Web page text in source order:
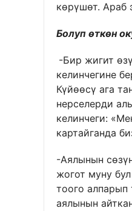
көрүшөт. Араб
Болуп өткөн
-Бир жигит
келинчегине
Күйөөсү ага
нерселерди
келинчеги:
картайганда
-Аялынын
жогот муну
тоого алпарып
аялынын